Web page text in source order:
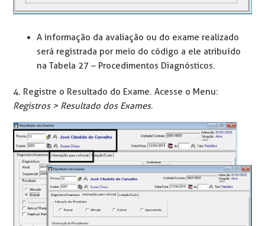
A informação da avaliação ou do exame realizado
será registrada por meio do código a ele atribuído
na Tabela 27 – Procedimentos Diagnósticos.
4. Registre o Resultado do Exame. Acesse o Menu:
Registros > Resultado dos Exames.